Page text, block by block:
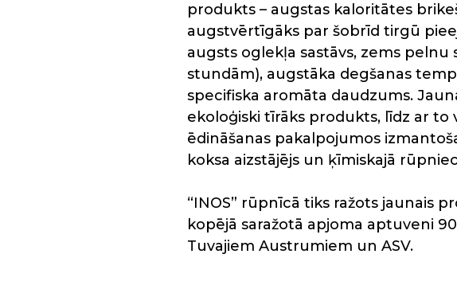
produkts – augstas kaloritātes
augstvērtīgāks par šobrīd tirgū
augsts oglekļa sastāvs, zems pelnu
stundām), augstāka degšanas
specifiska aromāta daudzums.
ekoloģiski tīrāks produkts, līdz ar to
ēdināšanas pakalpojumos
koksa aizstājējs un ķīmiskajā
“INOS” rūpnīcā tiks ražots jaunais
kopējā saražotā apjoma aptuveni
Tuvajiem Austrumiem un ASV.